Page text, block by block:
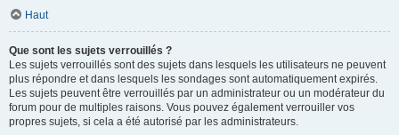
Haut
Que sont les sujets verrouillés ?
Les sujets verrouillés sont des sujets dans lesquels les utilisateurs ne peuvent
plus répondre et dans lesquels les sondages sont automatiquement expirés.
Les sujets peuvent être verrouillés par un administrateur ou un modérateur du
forum pour de multiples raisons. Vous pouvez également verrouiller vos
propres sujets, si cela a été autorisé par les administrateurs.